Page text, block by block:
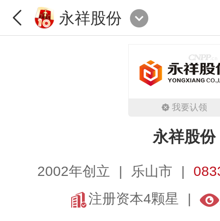
永祥股份
我要认领
永祥股份
2002年创立 乐山市
注册资本4颗星